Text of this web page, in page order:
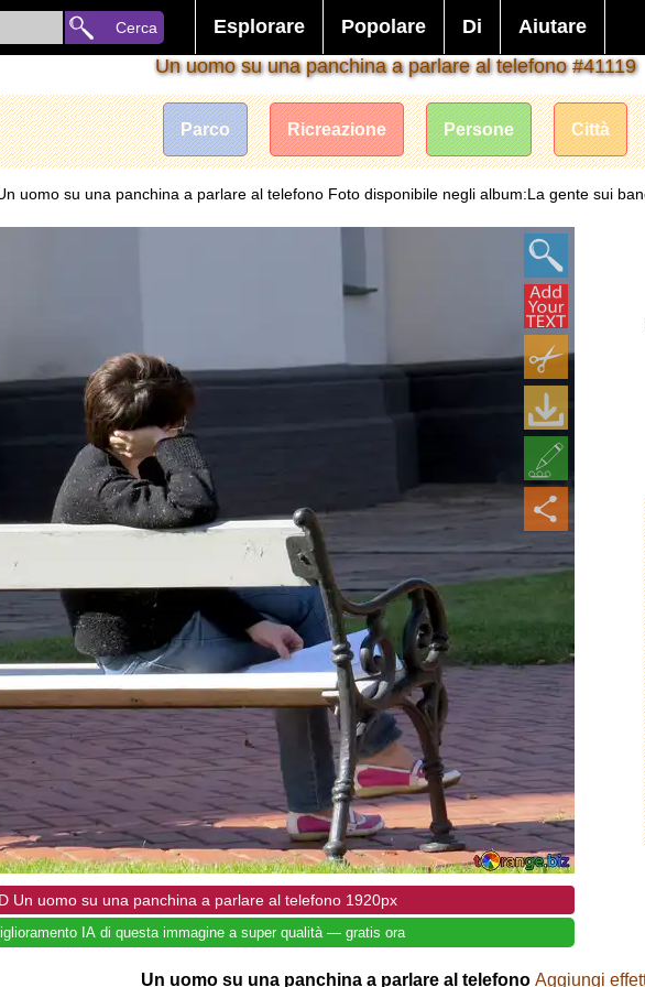
Cerca Esplorare Popolare Di
Aiutare
Un uomo su una panchina a parlare al telefono #41119
Parco Ricreazione Persone Città
uomo su una panchina a parlare al telefono Foto disponibile negli album:La gente sui
Un uomo su una panchina a parlare al telefono 1920px
IA di questa immagine a super qualità — gratis ora
Un uomo su una panchina a parlare al telefono Aggiungi